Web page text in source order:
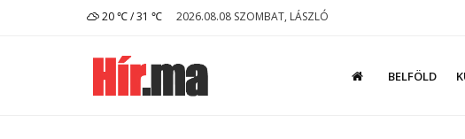
20 ℃ / 31 ℃ 2026.08.08 SZOMBAT, LÁSZLÓ
BELFÖLD